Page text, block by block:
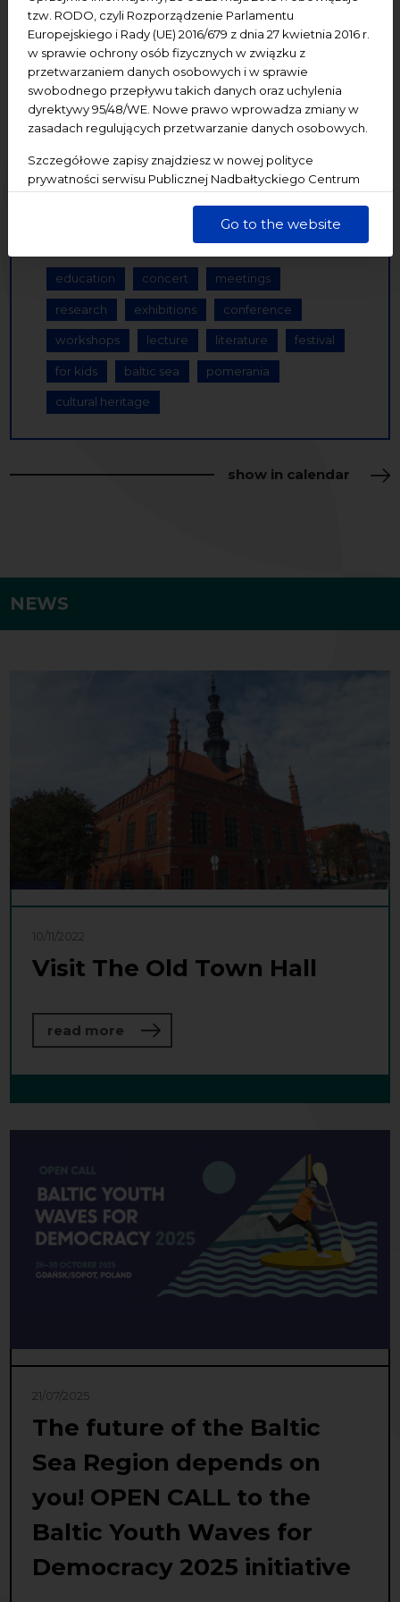
tzw. RODO, czyli Rozporządzenie Parlamentu
Europejskiego i Rady (UE) 2016/679 z dnia 27 kwietnia 2016 r.
w sprawie ochrony osób fizycznych w związku z
przetwarzaniem danych osobowych i w sprawie
swobodnego przepływu takich danych oraz uchylenia
dyrektywy 95/48/WE. Nowe prawo wprowadza zmiany w
zasadach regulujących przetwarzanie danych osobowych.
Szczegółowe zapisy znajdziesz w nowej polityce
prywatności serwisu Publicznej Nadbałtyckiego Centrum
dane są przetwarzane w sposób bezpieczny, z należytą
Go to the website
27 28 29 30 31 1 2
5 8
10 11 12 13 14 15 16
17 18 19 20 21 22 23
25 26 28 29
education concert meetings
research exhibitions conference
workshops lecture literature festival
for kids baltic sea pomerania
cultural heritage
show in calendar
NEWS
10/11/2022
Visit The Old Town Hall
read moreabout Visit The Old Town Hall
21/07/2025
The future of the Baltic
Sea Region depends on
you! OPEN CALL to the
Baltic Youth Waves for
Democracy 2025 initiative